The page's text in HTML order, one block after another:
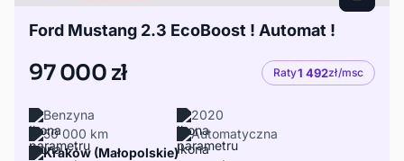
Ford Mustang 2.3 EcoBoost ! Automat !
97 000 zł Raty1 492zł/msc
Benzyna
2020
50 000 km
Automatyczna
Kraków (Małopolskie)